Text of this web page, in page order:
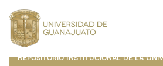
navigation
Repositorio Institucional de la